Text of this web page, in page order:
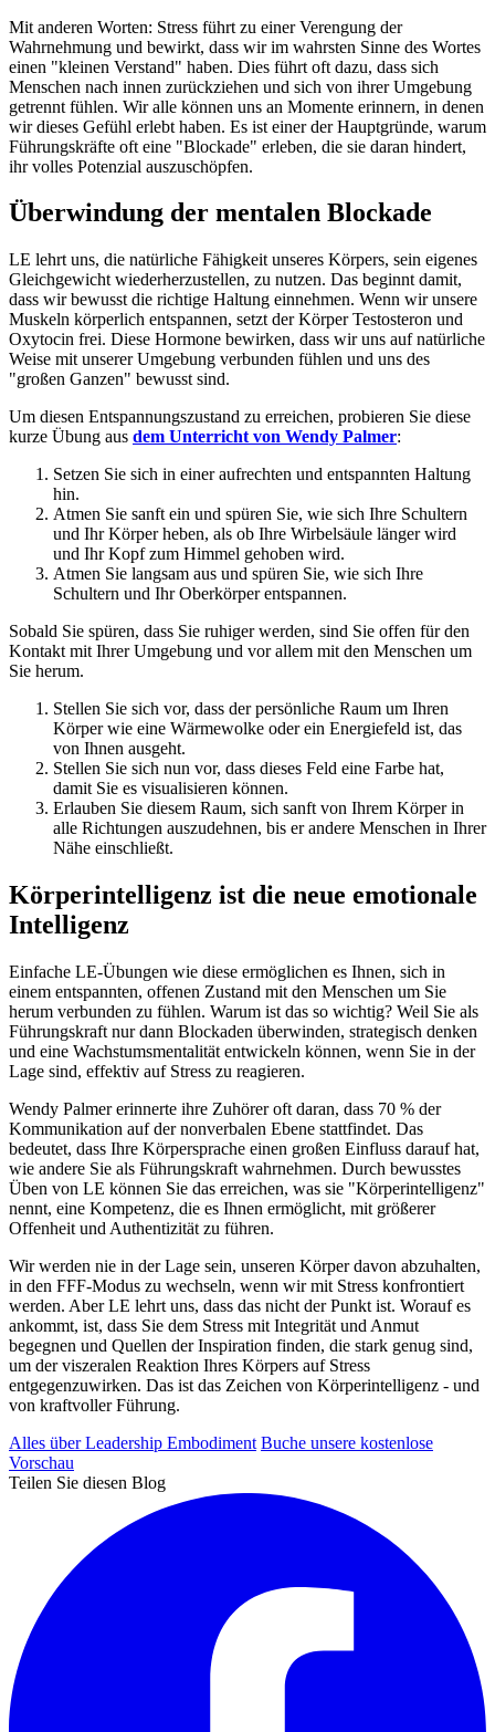
Mit anderen Worten: Stress führt zu einer Verengung der
Wahrnehmung und bewirkt, dass wir im wahrsten Sinne des Wortes
einen "kleinen Verstand" haben. Dies führt oft dazu, dass sich
Menschen nach innen zurückziehen und sich von ihrer Umgebung
getrennt fühlen. Wir alle können uns an Momente erinnern, in denen
wir dieses Gefühl erlebt haben. Es ist einer der Hauptgründe, warum
Führungskräfte oft eine "Blockade" erleben, die sie daran hindert,
ihr volles Potenzial auszuschöpfen.
Überwindung der mentalen Blockade
LE lehrt uns, die natürliche Fähigkeit unseres Körpers, sein eigenes
Gleichgewicht wiederherzustellen, zu nutzen. Das beginnt damit,
dass wir bewusst die richtige Haltung einnehmen. Wenn wir unsere
Muskeln körperlich entspannen, setzt der Körper Testosteron und
Oxytocin frei. Diese Hormone bewirken, dass wir uns auf natürliche
Weise mit unserer Umgebung verbunden fühlen und uns des
"großen Ganzen" bewusst sind.
Um diesen Entspannungszustand zu erreichen, probieren Sie diese
kurze Übung aus dem Unterricht von Wendy Palmer:
Setzen Sie sich in einer aufrechten und entspannten Haltung
hin.
Atmen Sie sanft ein und spüren Sie, wie sich Ihre Schultern
und Ihr Körper heben, als ob Ihre Wirbelsäule länger wird
und Ihr Kopf zum Himmel gehoben wird.
Atmen Sie langsam aus und spüren Sie, wie sich Ihre
Schultern und Ihr Oberkörper entspannen.
Sobald Sie spüren, dass Sie ruhiger werden, sind Sie offen für den
Kontakt mit Ihrer Umgebung und vor allem mit den Menschen um
Sie herum.
Stellen Sie sich vor, dass der persönliche Raum um Ihren
Körper wie eine Wärmewolke oder ein Energiefeld ist, das
von Ihnen ausgeht.
Stellen Sie sich nun vor, dass dieses Feld eine Farbe hat,
damit Sie es visualisieren können.
Erlauben Sie diesem Raum, sich sanft von Ihrem Körper in
alle Richtungen auszudehnen, bis er andere Menschen in Ihrer
Nähe einschließt.
Körperintelligenz ist die neue emotionale
Intelligenz
Einfache LE-Übungen wie diese ermöglichen es Ihnen, sich in
einem entspannten, offenen Zustand mit den Menschen um Sie
herum verbunden zu fühlen. Warum ist das so wichtig? Weil Sie als
Führungskraft nur dann Blockaden überwinden, strategisch denken
und eine Wachstumsmentalität entwickeln können, wenn Sie in der
Lage sind, effektiv auf Stress zu reagieren.
Wendy Palmer erinnerte ihre Zuhörer oft daran, dass 70 % der
Kommunikation auf der nonverbalen Ebene stattfindet. Das
bedeutet, dass Ihre Körpersprache einen großen Einfluss darauf hat,
wie andere Sie als Führungskraft wahrnehmen. Durch bewusstes
Üben von LE können Sie das erreichen, was sie "Körperintelligenz"
nennt, eine Kompetenz, die es Ihnen ermöglicht, mit größerer
Offenheit und Authentizität zu führen.
Wir werden nie in der Lage sein, unseren Körper davon abzuhalten,
in den FFF-Modus zu wechseln, wenn wir mit Stress konfrontiert
werden. Aber LE lehrt uns, dass das nicht der Punkt ist. Worauf es
ankommt, ist, dass Sie dem Stress mit Integrität und Anmut
begegnen und Quellen der Inspiration finden, die stark genug sind,
um der viszeralen Reaktion Ihres Körpers auf Stress
entgegenzuwirken. Das ist das Zeichen von Körperintelligenz - und
von kraftvoller Führung.
Alles über Leadership Embodiment Buche unsere kostenlose
Vorschau
Teilen Sie diesen Blog